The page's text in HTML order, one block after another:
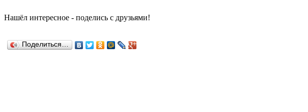
Нашёл интересное - поделись с друзьями!
Поделиться…